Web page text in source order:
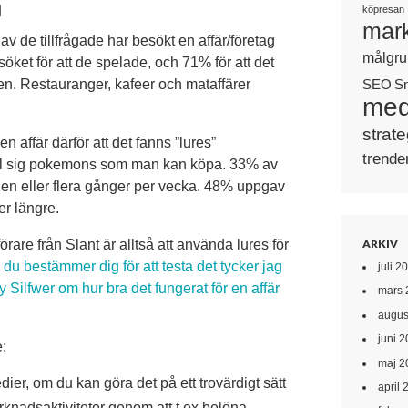
de tillfrågade har besökt en affär/företag
för att de spelade, och 71% för att det
Restauranger, kafeer och mataffärer
affär därför att det fanns ”lures”
pokemons som man kan köpa. 33% av
eller flera gånger per vecka. 48% uppgav
längre.
från Slant är alltså att använda lures för
bestämmer dig för att testa det tycker jag
Silfwer om hur bra det fungerat för en affär
om du kan göra det på ett trovärdigt sätt
köpresan
SEO
ARKIV
juli
mars
juni
maj
april